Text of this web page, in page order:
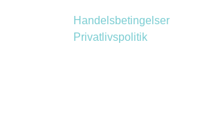
Handelsbetingelser
Privatlivspolitik